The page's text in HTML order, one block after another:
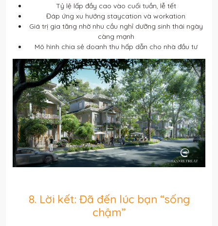
Tỷ lệ lấp đầy cao vào cuối tuần, lễ tết
Đáp ứng xu hướng staycation và workation
Giá trị gia tăng nhờ nhu cầu nghỉ dưỡng sinh thái ngày
càng mạnh
Mô hình chia sẻ doanh thu hấp dẫn cho nhà đầu tư
8. Lời kết: Đã đến lúc bạn “sống
chậm”